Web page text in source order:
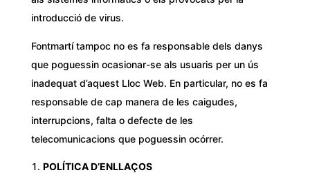
introducció de virus.
Fontmartí tampoc no es fa responsable dels danys
que poguessin ocasionar-se als usuaris per un ús
inadequat d’aquest Lloc Web. En particular, no es fa
responsable de cap manera de les caigudes,
interrupcions, falta o defecte de les
telecomunicacions que poguessin ocórrer.
POLÍTICA D’ENLLAÇOS